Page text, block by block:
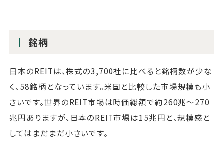
銘柄
日本のREITは、株式の3,700社に比べると銘柄数が少な
く、58銘柄となっています。米国と比較した市場規模も小
さいです。世界のREIT市場は時価総額で約260兆～270
兆円ありますが、日本のREIT市場は15兆円と、規模感と
してはまだまだ小さいです。